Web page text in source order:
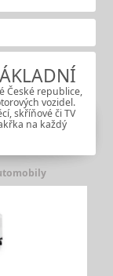
České republice,
vozidel.
skříňové či TV
na každý